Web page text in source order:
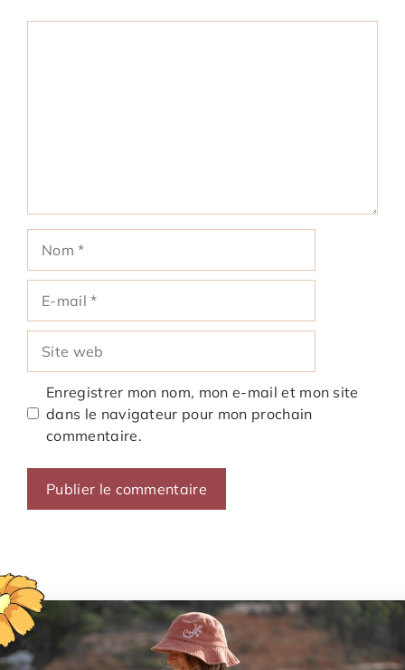
mail
web
Enregistrer mon nom, mon e-mail et mon site
dans le navigateur pour mon prochain
commentaire.